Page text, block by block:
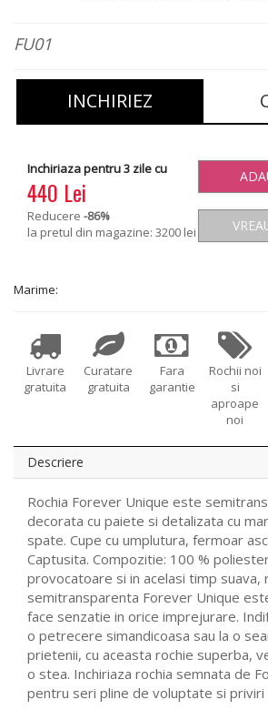
FU01
INCHIRIEZ
Inchiriaza pentru 3 zile cu
440 Lei
Reducere -86%
la pretul din magazine: 3200 lei
Marime:
Livrare
gratuita
Curatare
gratuita
Fara
garantie
Rochii noi
si
aproape
noi
Descriere
Rochia Forever Unique este
decorata cu paiete si detalizata cu
spate. Cupe cu umplutura, fermoar
Captusita. Compozitie: 100 %
provocatoare si in acelasi timp suava,
semitransparenta Forever Unique
face senzatie in orice imprejurare.
o petrecere simandicoasa sau la o
prietenii, cu aceasta rochie superba,
o stea. Inchiriaza rochia semnata de
pentru seri pline de voluptate si priviri